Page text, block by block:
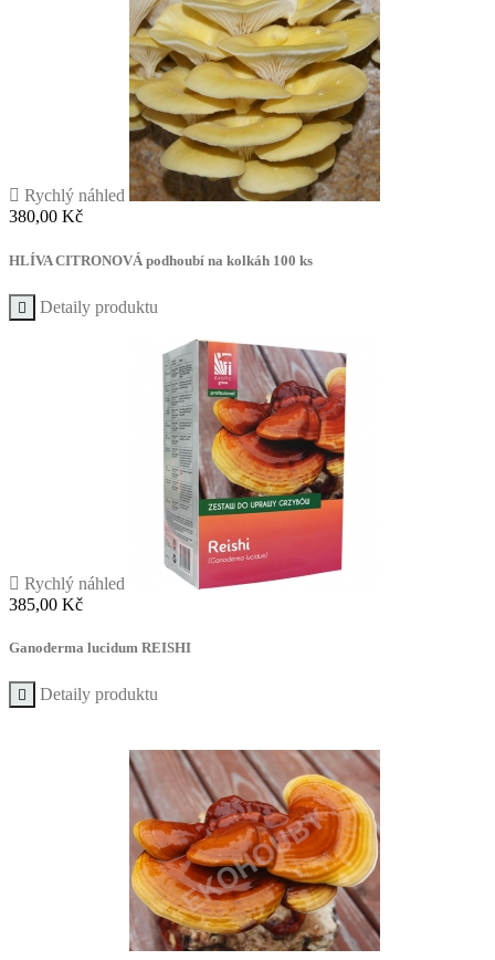
 Rychlý náhled
Cena
380,00 Kč
HLÍVA CITRONOVÁ podhoubí na kolkáh 100 ks
 Detaily produktu
 Rychlý náhled
Cena
385,00 Kč
Ganoderma lucidum REISHI
 Detaily produktu